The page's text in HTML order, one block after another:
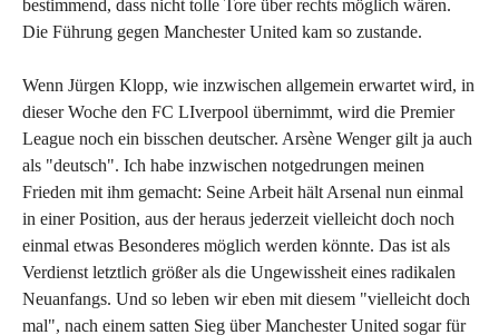
bestimmend, dass nicht tolle Tore über rechts möglich wären.
Die Führung gegen Manchester United kam so zustande.
Wenn Jürgen Klopp, wie inzwischen allgemein erwartet wird, in
dieser Woche den FC LIverpool übernimmt, wird die Premier
League noch ein bisschen deutscher. Arsène Wenger gilt ja auch
als "deutsch". Ich habe inzwischen notgedrungen meinen
Frieden mit ihm gemacht: Seine Arbeit hält Arsenal nun einmal
in einer Position, aus der heraus jederzeit vielleicht doch noch
einmal etwas Besonderes möglich werden könnte. Das ist als
Verdienst letztlich größer als die Ungewissheit eines radikalen
Neuanfangs. Und so leben wir eben mit diesem "vielleicht doch
mal", nach einem satten Sieg über Manchester United sogar für